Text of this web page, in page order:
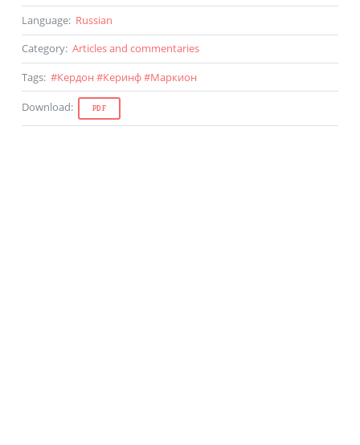
Language: Russian
Category: Articles and commentaries
Tags: #Кердон #Керинф#Маркион
Download: PDF